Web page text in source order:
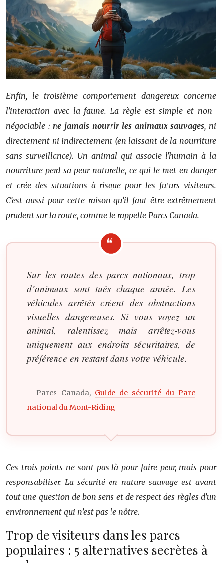
Enfin, le troisième comportement dangereux concerne
l’interaction avec la faune. La règle est simple et non-
négociable :ne jamais nourrir les animaux sauvages, ni
directement ni indirectement (en laissant de la nourriture
sans surveillance). Un animal qui associe l’humain à la
nourriture perd sa peur naturelle, ce qui le met en danger
et crée des situations à risque pour les futurs visiteurs.
C’est aussi pour cette raison qu’il faut être extrêmement
prudent sur la route, comme le rappelle Parcs Canada.
Sur les routes des parcs nationaux, trop
d’animaux sont tués chaque année. Les
véhicules arrêtés créent des obstructions
visuelles dangereuses. Si vous voyez un
animal, ralentissez mais arrêtez-vous
uniquement aux endroits sécuritaires, de
préférence en restant dans votre véhicule.
– Parcs Canada, Guide de sécurité du Parc
national du Mont-Riding
Ces trois points ne sont pas là pour faire peur, mais pour
responsabiliser. La sécurité en nature sauvage est avant
tout une question de bon sens et de respect des règles d’un
environnement qui n’est pas le nôtre.
Trop de visiteurs dans les parcs
populaires : 5 alternatives secrètes à